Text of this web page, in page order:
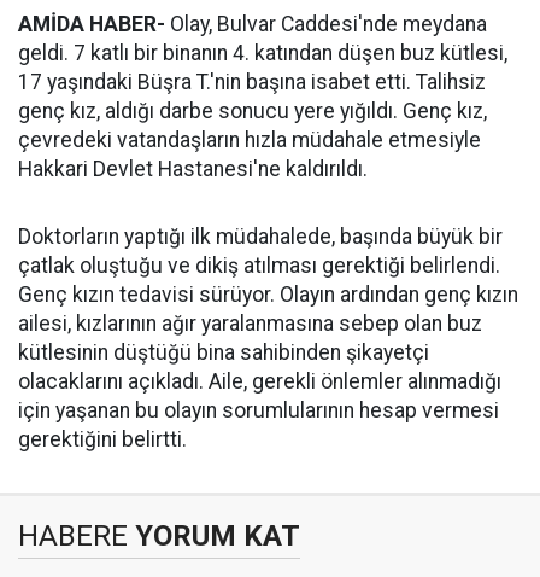
AMİDA HABER- Olay, Bulvar Caddesi'nde meydana
geldi. 7 katlı bir binanın 4. katından düşen buz kütlesi,
17 yaşındaki Büşra T.'nin başına isabet etti. Talihsiz
genç kız, aldığı darbe sonucu yere yığıldı. Genç kız,
çevredeki vatandaşların hızla müdahale etmesiyle
Hakkari Devlet Hastanesi'ne kaldırıldı.
Doktorların yaptığı ilk müdahalede, başında büyük bir
çatlak oluştuğu ve dikiş atılması gerektiği belirlendi.
Genç kızın tedavisi sürüyor. Olayın ardından genç kızın
ailesi, kızlarının ağır yaralanmasına sebep olan buz
kütlesinin düştüğü bina sahibinden şikayetçi
olacaklarını açıkladı. Aile, gerekli önlemler alınmadığı
için yaşanan bu olayın sorumlularının hesap vermesi
gerektiğini belirtti.
HABERE YORUM KAT